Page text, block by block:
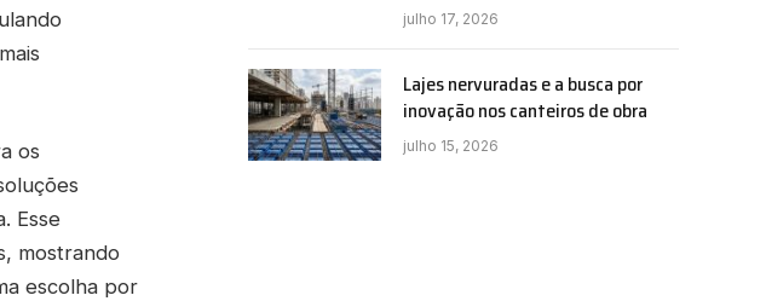
os
Esse
mostrando
escolha por
julho 17, 2026
Lajes nervuradas e a busca por
inovação nos canteiros de obra
julho 15, 2026